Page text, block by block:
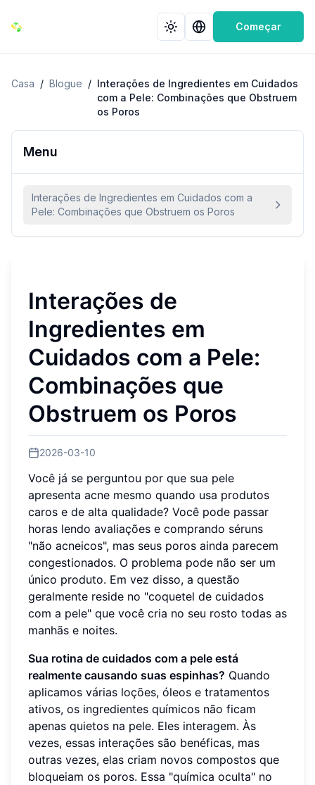
Começar
Casa / Blogue / Interações de Ingredientes em Cuidados
com a Pele: Combinações que Obstruem
os Poros
Menu
Interações de Ingredientes em Cuidados com a
Pele: Combinações que Obstruem os Poros
Interações de
Ingredientes em
Cuidados com a Pele:
Combinações que
Obstruem os Poros
2026-03-10
Você já se perguntou por que sua pele
apresenta acne mesmo quando usa produtos
caros e de alta qualidade? Você pode passar
horas lendo avaliações e comprando séruns
"não acneicos", mas seus poros ainda parecem
congestionados. O problema pode não ser um
único produto. Em vez disso, a questão
geralmente reside no "coquetel de cuidados
com a pele" que você cria no seu rosto todas as
manhãs e noites.
Sua rotina de cuidados com a pele está
realmente causando suas espinhas? Quando
aplicamos várias loções, óleos e tratamentos
ativos, os ingredientes químicos não ficam
apenas quietos na pele. Eles interagem. Às
vezes, essas interações são benéficas, mas
outras vezes, elas criam novos compostos que
bloqueiam os poros. Essa "química oculta" no